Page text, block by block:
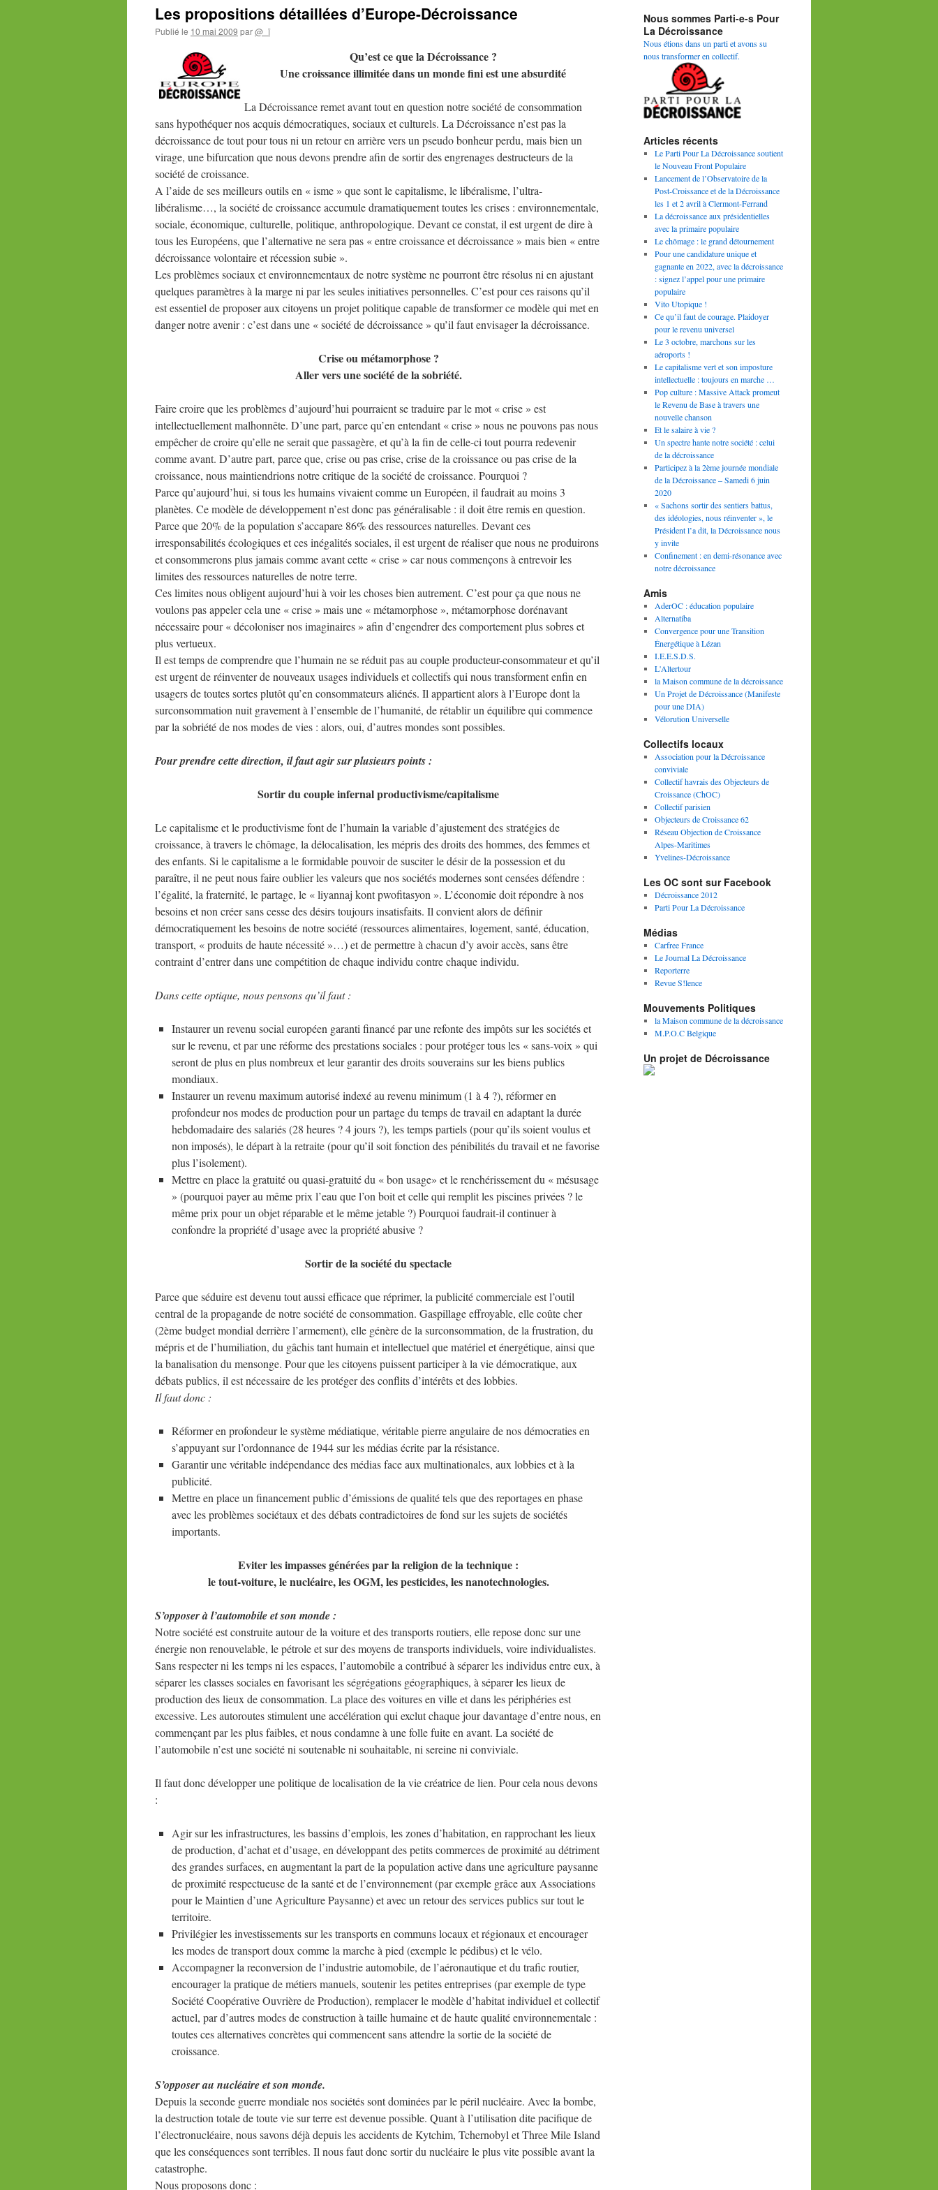
Les propositions détaillées d’Europe-Décroissance
Publié le 10 mai 2009 par@_ï
Qu’estce que la Décroissance ?
Une croissance illimitée dans un monde fini est une absurdité
La Décroissance remet avant tout en question notre société de consommation
sans hypothéquer nos acquis démocratiques, sociaux et culturels. La Décroissance n’est pas la
décroissance de tout pour tous ni un retour en arrière vers un pseudo bonheur perdu, mais bien un
virage, une bifurcation que nous devons prendre afin de sortir des engrenages destructeurs de la
société de croissance.
A l’aide de ses meilleurs outils en « isme » que sont le capitalisme, le libéralisme, l’ultra-
libéralisme…, la société de croissance accumule dramatiquement toutes les crises : environnementale,
sociale, économique, culturelle, politique, anthropologique. Devant ce constat, il est urgent de dire à
tous les Européens, que l’alternative ne sera pas « entre croissance et décroissance » mais bien « entre
décroissance volontaire et récession subie ».
Les problèmes sociaux et environnementaux de notre système ne pourront être résolus ni en ajustant
quelques paramètres à la marge ni par les seules initiatives personnelles. C’est pour ces raisons qu’il
est essentiel de proposer aux citoyens un projet politique capable de transformer ce modèle qui met en
danger notre avenir : c’est dans une « société de décroissance » qu’il faut envisager la décroissance.
Crise ou métamorphose ?
Aller vers une société de la sobriété.
Faire croire que les problèmes d’aujourd’hui pourraient se traduire par le mot « crise » est
intellectuellement malhonnête. D’une part, parce qu’en entendant « crise » nous ne pouvons pas nous
empêcher de croire qu’elle ne serait que passagère, et qu’à la fin de celle-ci tout pourra redevenir
comme avant. D’autre part, parce que, crise ou pas crise, crise de la croissance ou pas crise de la
croissance, nous maintiendrions notre critique de la société de croissance. Pourquoi ?
Parce qu’aujourd’hui, si tous les humains vivaient comme un Européen, il faudrait au moins 3
planètes. Ce modèle de développement n’est donc pas généralisable : il doit être remis en question.
Parce que 20% de la population s’accapare 86% des ressources naturelles. Devant ces
irresponsabilités écologiques et ces inégalités sociales, il est urgent de réaliser que nous ne produirons
et consommerons plus jamais comme avant cette « crise » car nous commençons à entrevoir les
limites des ressources naturelles de notre terre.
Ces limites nous obligent aujourd’hui à voir les choses bien autrement. C’est pour ça que nous ne
voulons pas appeler cela une « crise » mais une « métamorphose », métamorphose dorénavant
nécessaire pour « décoloniser nos imaginaires » afin d’engendrer des comportement plus sobres et
plus vertueux.
Il est temps de comprendre que l’humain ne se réduit pas au couple producteur-consommateur et qu’il
est urgent de réinventer de nouveaux usages individuels et collectifs qui nous transforment enfin en
usagers de toutes sortes plutôt qu’en consommateurs aliénés. Il appartient alors à l’Europe dont la
surconsommation nuit gravement à l’ensemble de l’humanité, de rétablir un équilibre qui commence
par la sobriété de nos modes de vies : alors, oui, d’autres mondes sont possibles.
Pour prendre cette direction, il faut agir sur plusieurs points :
Sortir du couple infernal productivisme/capitalisme
Le capitalisme et le productivisme font de l’humain la variable d’ajustement des stratégies de
croissance, à travers le chômage, la délocalisation, les mépris des droits des hommes, des femmes et
des enfants. Si le capitalisme a le formidable pouvoir de susciter le désir de la possession et du
paraître, il ne peut nous faire oublier les valeurs que nos sociétés modernes sont censées défendre :
l’égalité, la fraternité, le partage, le « liyannaj kont pwofitasyon ». L’économie doit répondre à nos
besoins et non créer sans cesse des désirs toujours insatisfaits. Il convient alors de définir
démocratiquement les besoins de notre société (ressources alimentaires, logement, santé, éducation,
transport, « produits de haute nécessité »…) et de permettre à chacun d’y avoir accès, sans être
contraint d’entrer dans une compétition de chaque individu contre chaque individu.
Dans cette optique, nous pensons qu’il faut :
Instaurer un revenu social européen garanti financé par une refonte des impôts sur les sociétés et
sur le revenu, et par une réforme des prestations sociales : pour protéger tous les « sans-voix » qui
seront de plus en plus nombreux et leur garantir des droits souverains sur les biens publics
mondiaux.
Instaurer un revenu maximum autorisé indexé au revenu minimum (1 à 4 ?), réformer en
profondeur nos modes de production pour un partage du temps de travail en adaptant la durée
hebdomadaire des salariés (28 heures ? 4 jours ?), les temps partiels (pour qu’ils soient voulus et
non imposés), le départ à la retraite (pour qu’il soit fonction des pénibilités du travail et ne favorise
plus l’isolement).
Mettre en place la gratuité ou quasi-gratuité du « bon usage» et le renchérissement du « mésusage
» (pourquoi payer au même prix l’eau que l’on boit et celle qui remplit les piscines privées ? le
même prix pour un objet réparable et le même jetable ?) Pourquoi faudrait-il continuer à
confondre la propriété d’usage avec la propriété abusive ?
Sortir de la société du spectacle
Parce que séduire est devenu tout aussi efficace que réprimer, la publicité commerciale est l’outil
central de la propagande de notre société de consommation. Gaspillage effroyable, elle coûte cher
(2ème budget mondial derrière l’armement), elle génère de la surconsommation, de la frustration, du
mépris et de l’humiliation, du gâchis tant humain et intellectuel que matériel et énergétique, ainsi que
la banalisation du mensonge. Pour que les citoyens puissent participer à la vie démocratique, aux
débats publics, il est nécessaire de les protéger des conflits d’intérêts et des lobbies.
Il faut donc :
Réformer en profondeur le système médiatique, véritable pierre angulaire de nos démocraties en
s’appuyant sur l’ordonnance de 1944 sur les médias écrite par la résistance.
Garantir une véritable indépendance des médias face aux multinationales, aux lobbies et à la
publicité.
Mettre en place un financement public d’émissions de qualité tels que des reportages en phase
avec les problèmes sociétaux et des débats contradictoires de fond sur les sujets de sociétés
importants.
Eviter les impasses générées par la religion de la technique :
le tout-voiture, le nucléaire, les OGM, les pesticides, les nanotechnologies.
S’opposer à l’automobile et son monde :
Notre société est construite autour de la voiture et des transports routiers, elle repose donc sur une
énergie non renouvelable, le pétrole et sur des moyens de transports individuels, voire individualistes.
Sans respecter ni les temps ni les espaces, l’automobile a contribué à séparer les individus entre eux, à
séparer les classes sociales en favorisant les ségrégations géographiques, à séparer les lieux de
production des lieux de consommation. La place des voitures en ville et dans les périphéries est
excessive. Les autoroutes stimulent une accélération qui exclut chaque jour davantage d’entre nous, en
commençant par les plus faibles, et nous condamne à une folle fuite en avant. La société de
l’automobile n’est une société ni soutenable ni souhaitable, ni sereine ni conviviale.
Il faut donc développer une politique de localisation de la vie créatrice de lien. Pour cela nous devons
:
Agir sur les infrastructures, les bassins d’emplois, les zones d’habitation, en rapprochant les lieux
de production, d’achat et d’usage, en développant des petits commerces de proximité au détriment
des grandes surfaces, en augmentant la part de la population active dans une agriculture paysanne
de proximité respectueuse de la santé et de l’environnement (par exemple grâce aux Associations
pour le Maintien d’une Agriculture Paysanne) et avec un retour des services publics sur tout le
territoire.
Privilégier les investissements sur les transports en communs locaux et régionaux et encourager
les modes de transport doux comme la marche à pied (exemple le pédibus) et le vélo.
Accompagner la reconversion de l’industrie automobile, de l’aéronautique et du trafic routier,
encourager la pratique de métiers manuels, soutenir les petites entreprises (par exemple de type
Société Coopérative Ouvrière de Production), remplacer le modèle d’habitat individuel et collectif
actuel, par d’autres modes de construction à taille humaine et de haute qualité environnementale :
toutes ces alternatives concrètes qui commencent sans attendre la sortie de la société de
croissance.
S’opposer au nucléaire et son monde.
Depuis la seconde guerre mondiale nos sociétés sont dominées par le péril nucléaire. Avec la bombe,
la destruction totale de toute vie sur terre est devenue possible. Quant à l’utilisation dite pacifique de
l’électronucléaire, nous savons déjà depuis les accidents de Kytchim, Tchernobyl et Three Mile Island
que les conséquences sont terribles. Il nous faut donc sortir du nucléaire le plus vite possible avant la
catastrophe.
Nous proposons donc :
Nous sommes Parti-e-s Pour
La Décroissance
Nous étions dans un parti et avons su
nous transformer en collectif.
Articles récents
Le Parti Pour La Décroissance soutient
le Nouveau Front Populaire
Lancement de l’Observatoire de la
Post-Croissance et de la Décroissance
les 1 et 2 avril à Clermont-Ferrand
La décroissance aux présidentielles
avec la primaire populaire
Le chômage : le grand détournement
Pour une candidature unique et
gagnante en 2022, avec la décroissance
: signez l’appel pour une primaire
populaire
Vito Utopique !
Ce qu’il faut de courage. Plaidoyer
pour le revenu universel
Le 3 octobre, marchons sur les
aéroports !
Le capitalisme vert et son imposture
intellectuelle : toujours en marche …
Pop culture : Massive Attack promeut
le Revenu de Base à travers une
nouvelle chanson
Et le salaire à vie ?
Un spectre hante notre société : celui
de la décroissance
Participez à la 2ème journée mondiale
de la Décroissance – Samedi 6 juin
2020
« Sachons sortir des sentiers battus,
des idéologies, nous réinventer », le
Président l’a dit, la Décroissance nous
y invite
Confinement : en demi-résonance avec
notre décroissance
Amis
AderOC : éducation populaire
Alternatiba
Convergence pour une Transition
Énergétique à Lézan
I.E.E.S.D.S.
L'Altertour
la Maison commune de la décroissance
Un Projet de Décroissance (Manifeste
pour une DIA)
Vélorution Universelle
Collectifs locaux
Association pour la Décroissance
conviviale
Collectif havrais des Objecteurs de
Croissance (ChOC)
Collectif parisien
Objecteurs de Croissance 62
Réseau Objection de Croissance
Alpes-Maritimes
Yvelines-Décroissance
Les OC sont sur Facebook
Décroissance 2012
Parti Pour La Décroissance
Médias
Carfree France
Le Journal La Décroissance
Reporterre
Revue S!lence
Mouvements Politiques
la Maison commune de la décroissance
M.P.O.C Belgique
Un projet de Décroissance